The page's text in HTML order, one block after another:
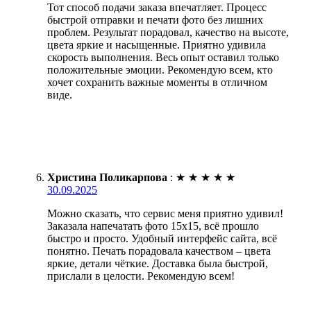
Тот способ подачи заказа впечатляет. Процесс
быстрой отправки и печати фото без лишних
проблем. Результат порадовал, качество на высоте,
цвета яркие и насыщенные. Приятно удивила
скорость выполнения. Весь опыт оставил только
положительные эмоции. Рекомендую всем, кто
хочет сохранить важные моменты в отличном
виде.
Христина Поликарпова : ★ ★ ★ ★ ★
30.09.2025
Можно сказать, что сервис меня приятно удивил!
Заказала напечатать фото 15х15, всё прошло
быстро и просто. Удобный интерфейс сайта, всё
понятно. Печать порадовала качеством – цвета
яркие, детали чёткие. Доставка была быстрой,
прислали в целости. Рекомендую всем!